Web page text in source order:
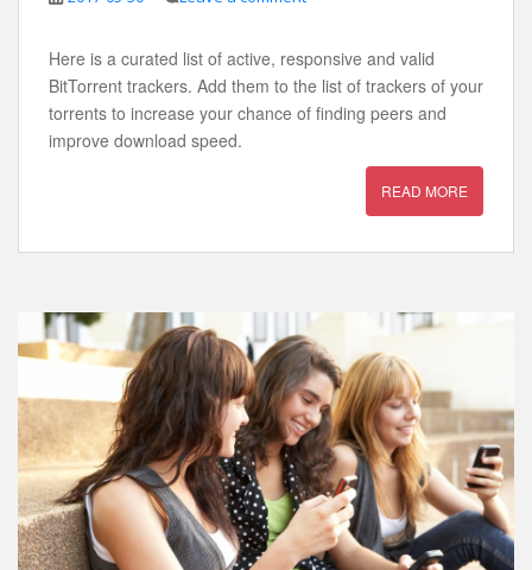
Here is a curated list of active, responsive and valid
BitTorrent trackers. Add them to the list of trackers of your
torrents to increase your chance of finding peers and
improve download speed.
READ MORE